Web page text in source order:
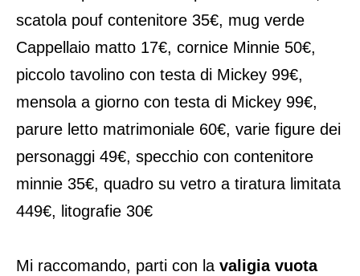
scatola pouf contenitore 35€, mug verde
Cappellaio matto 17€, cornice Minnie 50€,
piccolo tavolino con testa di Mickey 99€,
mensola a giorno con testa di Mickey 99€,
parure letto matrimoniale 60€, varie figure dei
personaggi 49€, specchio con contenitore
minnie 35€, quadro su vetro a tiratura limitata
449€, litografie 30€
Mi raccomando, parti con la valigia vuota